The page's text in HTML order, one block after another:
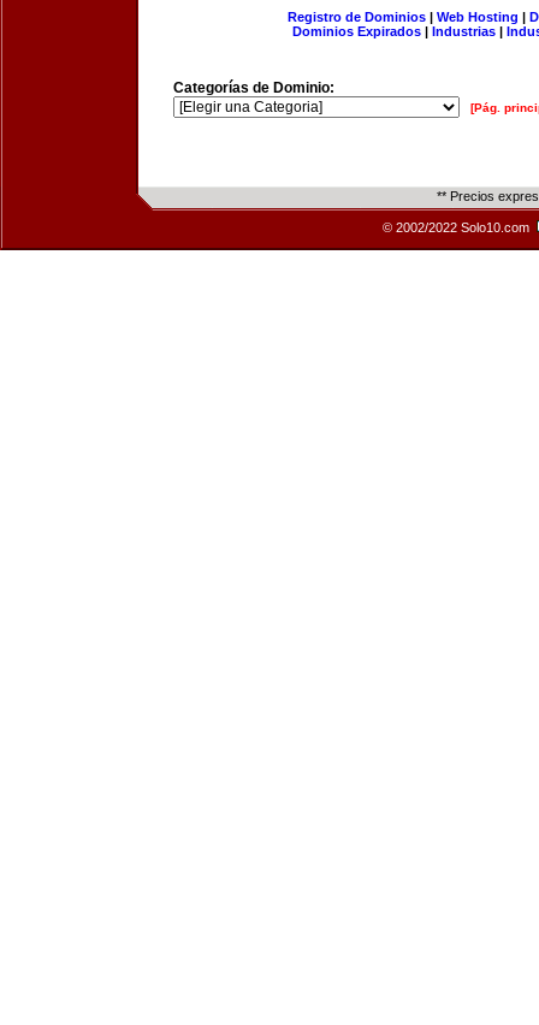
Registro de Dominios| Web Hosting |
Dominios Expirados | Industrias |
Categorías de Dominio:
[Pág.
** Precios
© 2002/2022 Solo10.com